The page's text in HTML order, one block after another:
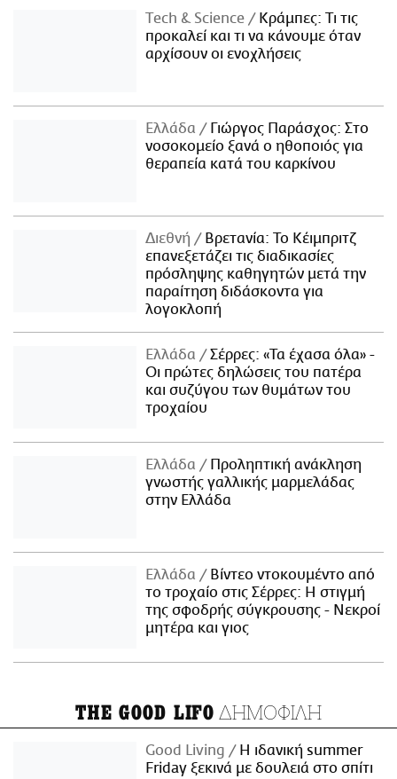
Τech & Science
Κράμπες: Τι τις
προκαλεί και τι να κάνουμε όταν
αρχίσουν οι ενοχλήσεις
Ελλάδα
Γιώργος Παράσχος: Στο
νοσοκομείο ξανά ο ηθοποιός για
θεραπεία κατά του καρκίνου
Διεθνή
Βρετανία: Το Κέιμπριτζ
επανεξετάζει τις διαδικασίες
πρόσληψης καθηγητών μετά την
παραίτηση διδάσκοντα για
λογοκλοπή
Ελλάδα
Σέρρες: «Τα έχασα όλα» -
Οι πρώτες δηλώσεις του πατέρα
και συζύγου των θυμάτων του
τροχαίου
Ελλάδα
Προληπτική ανάκληση
γνωστής γαλλικής μαρμελάδας
στην Ελλάδα
Ελλάδα
Βίντεο ντοκουμέντο από
το τροχαίο στις Σέρρες: Η στιγμή
της σφοδρής σύγκρουσης - Νεκροί
μητέρα και γιος
THE GOOD LIFO ΔΗΜΟΦΙΛΗ
Good Living
Η ιδανική summer
Friday ξεκινά με δουλειά στο σπίτι